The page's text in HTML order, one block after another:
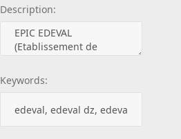
Description:
Keywords: